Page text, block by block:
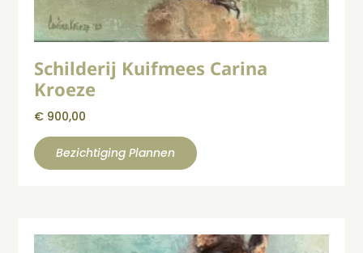
Schilderij Kuifmees Carina
Kroeze
€ 900,00
Bezichtiging Plannen